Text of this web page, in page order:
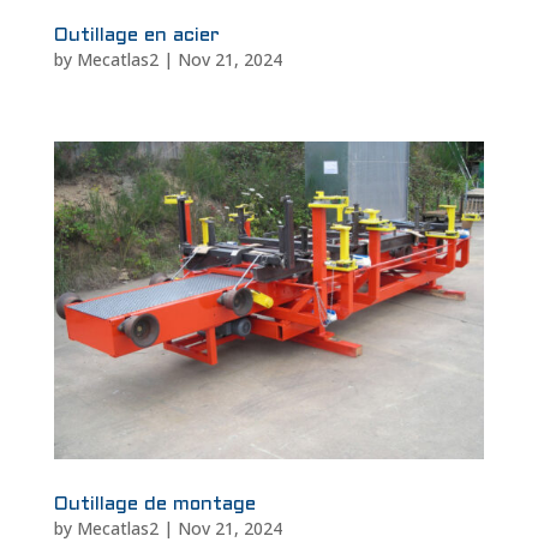
Outillage en acier
by Mecatlas2| Nov 21, 2024
Outillage de montage
by Mecatlas2| Nov 21, 2024